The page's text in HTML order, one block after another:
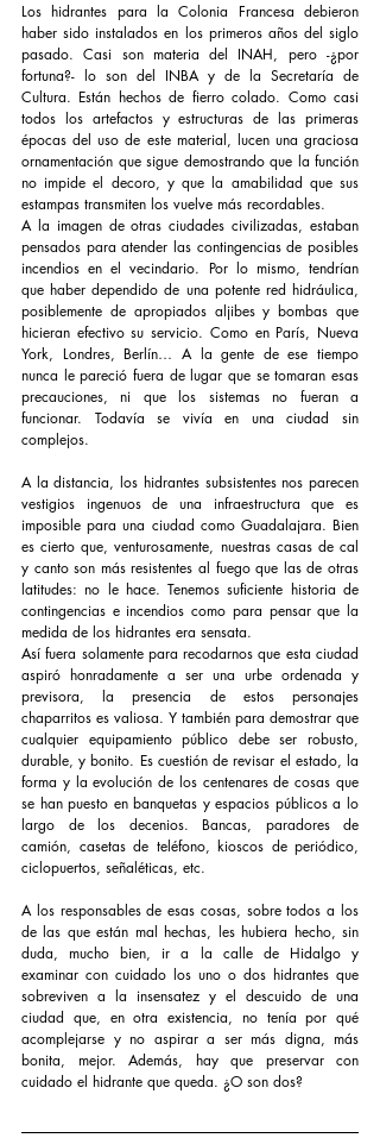
Los hidrantes para la Colonia Francesa debieron
haber sido instalados en los primeros años del siglo
pasado. Casi son materia del INAH, pero -¿por
fortuna?- lo son del INBA y de la Secretaría de
Cultura. Están hechos de fierro colado. Como casi
todos los artefactos y estructuras de las primeras
épocas del uso de este material, lucen una graciosa
ornamentación que sigue demostrando que la función
no impide el decoro, y que la amabilidad que sus
estampas transmiten los vuelve más recordables.
A la imagen de otras ciudades civilizadas, estaban
pensados para atender las contingencias de posibles
incendios en el vecindario. Por lo mismo, tendrían
que haber dependido de una potente red hidráulica,
posiblemente de apropiados aljibes y bombas que
hicieran efectivo su servicio. Como en París, Nueva
York, Londres, Berlín… A la gente de ese tiempo
nunca le pareció fuera de lugar que se tomaran esas
precauciones, ni que los sistemas no fueran a
funcionar. Todavía se vivía en una ciudad sin
complejos.
A la distancia, los hidrantes subsistentes nos parecen
vestigios ingenuos de una infraestructura que es
imposible para una ciudad como Guadalajara. Bien
es cierto que, venturosamente, nuestras casas de cal
y canto son más resistentes al fuego que las de otras
latitudes: no le hace. Tenemos suficiente historia de
contingencias e incendios como para pensar que la
medida de los hidrantes era sensata.
Así fuera solamente para recodarnos que esta ciudad
aspiró honradamente a ser una urbe ordenada y
previsora, la presencia de estos personajes
chaparritos es valiosa. Y también para demostrar que
cualquier equipamiento público debe ser robusto,
durable, y bonito. Es cuestión de revisar el estado, la
forma y la evolución de los centenares de cosas que
se han puesto en banquetas y espacios públicos a lo
largo de los decenios. Bancas, paradores de
camión, casetas de teléfono, kioscos de periódico,
ciclopuertos, señaléticas, etc.
A los responsables de esas cosas, sobre todos a los
de las que están mal hechas, les hubiera hecho, sin
duda, mucho bien, ir a la calle de Hidalgo y
examinar con cuidado los uno o dos hidrantes que
sobreviven a la insensatez y el descuido de una
ciudad que, en otra existencia, no tenía por qué
acomplejarse y no aspirar a ser más digna, más
bonita, mejor. Además, hay que preservar con
cuidado el hidrante que queda. ¿O son dos?